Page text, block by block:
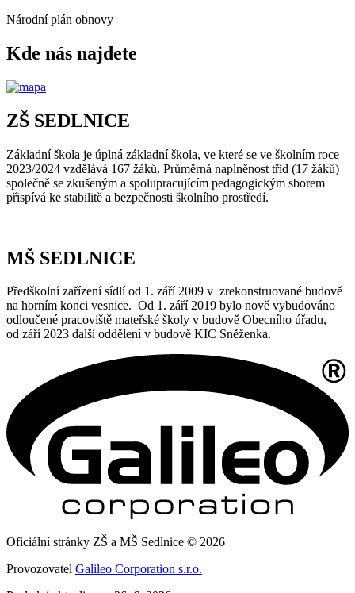
Národní plán obnovy
Kde nás najdete
ZŠ SEDLNICE
Základní škola je úplná základní škola, ve které se ve školním roce
2023/2024 vzdělává 167 žáků. Průměrná naplněnost tříd (17 žáků)
společně se zkušeným a spolupracujícím pedagogickým sborem
přispívá ke stabilitě a bezpečnosti školního prostředí.
MŠ SEDLNICE
Předškolní zařízení sídlí od 1. září 2009 v zrekonstruované budově
na horním konci vesnice. Od 1. září 2019 bylo nově vybudováno
odloučené pracoviště mateřské školy v budově Obecního úřadu,
od září 2023 další oddělení v budově KIC Sněženka.
Oficiální stránky ZŠ a MŠ Sedlnice © 2026
Provozovatel Galileo Corporation s.r.o.